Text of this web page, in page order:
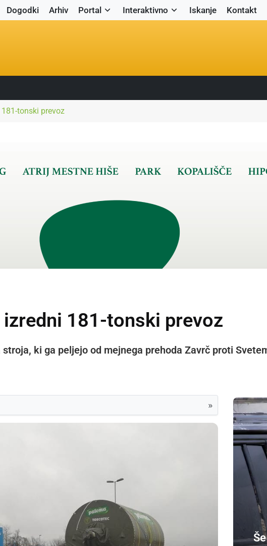
Dogodki Arhiv Portal Interaktivno Iskanje Kontakt
181-tonski prevoz
izredni 181-tonski prevoz
ki ga peljejo od mejnega prehoda Zavrč proti
»